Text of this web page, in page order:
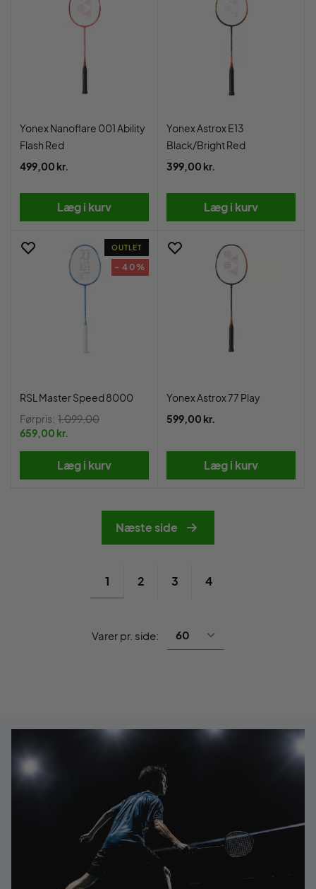
Yonex Nanoflare 001 Ability
Flash Red
499,00 kr.
Læg i kurv
Yonex Astrox E13
Black/Bright Red
399,00 kr.
Læg i kurv
OUTLET
- 40%
RSL Master Speed 8000
Førpris: 1.099,00
659,00 kr.
Læg i kurv
Yonex Astrox 77 Play
599,00 kr.
Læg i kurv
Næste side
1 2 3 4
Varer pr. side: